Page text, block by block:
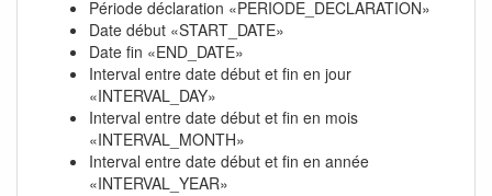
Période déclaration «PERIODE_DECLARATION»
Date début «START_DATE»
Date fin «END_DATE»
Interval entre date début et fin en jour
«INTERVAL_DAY»
Interval entre date début et fin en mois
«INTERVAL_MONTH»
Interval entre date début et fin en année
«INTERVAL_YEAR»